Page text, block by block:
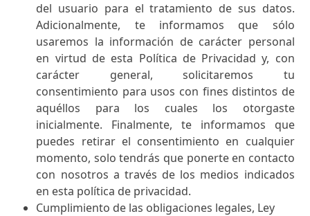
del usuario para el tratamiento de sus datos.
Adicionalmente, te informamos que sólo
usaremos la información de carácter personal
en virtud de esta Política de Privacidad y, con
carácter general, solicitaremos tu
consentimiento para usos con fines distintos de
aquéllos para los cuales los otorgaste
inicialmente. Finalmente, te informamos que
puedes retirar el consentimiento en cualquier
momento, solo tendrás que ponerte en contacto
con nosotros a través de los medios indicados
en esta política de privacidad.
Cumplimiento de las obligaciones legales, Ley